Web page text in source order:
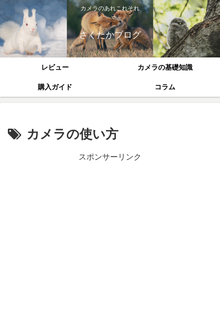
カメラのあれこれそれ
さくたかブログ
レビュー カメラの基礎知識
購入ガイド コラム
カメラの使い方
スポンサーリンク